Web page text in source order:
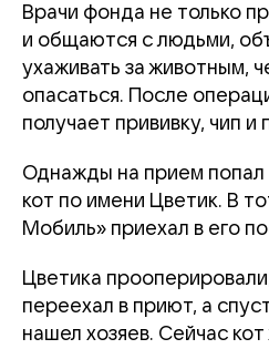
Врачи фонда не только
и общаются с людьми,
ухаживать за животным,
опасаться. После
получает прививку, чип и
Однажды на прием
кот по имени Цветик. В
Мобиль» приехал в его
Цветика
переехал в приют, а
нашел хозяев. Сейчас